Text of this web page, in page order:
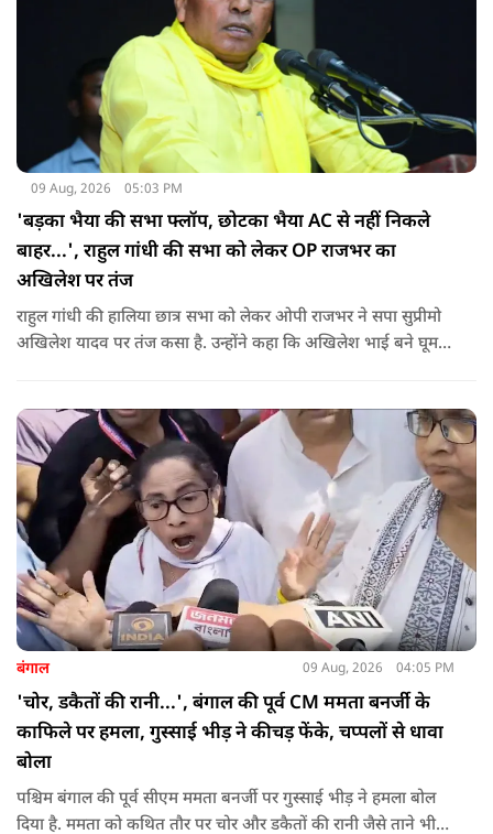
09 Aug, 2026 05:03 PM
'बड़का भैया की सभा फ्लॉप, छोटका भैया AC से नहीं निकले
बाहर...', राहुल गांधी की सभा को लेकर OP राजभर का
अखिलेश पर तंज
राहुल गांधी की हालिया छात्र सभा को लेकर ओपी राजभर ने सपा सुप्रीमो
अखिलेश यादव पर तंज कसा है. उन्होंने कहा कि अखिलेश भाई बने घूम
बंगाल 09 Aug, 2026 04:05 PM
'चोर, डकैतों की रानी...', बंगाल की पूर्व CM ममता बनर्जी के
काफिले पर हमला, गुस्साई भीड़ ने कीचड़ फेंके, चप्पलों से धावा
बोला
पश्चिम बंगाल की पूर्व सीएम ममता बनर्जी पर गुस्साई भीड़ ने हमला बोल
दिया है. ममता को कथित तौर पर चोर और डकैतों की रानी जैसे ताने भी